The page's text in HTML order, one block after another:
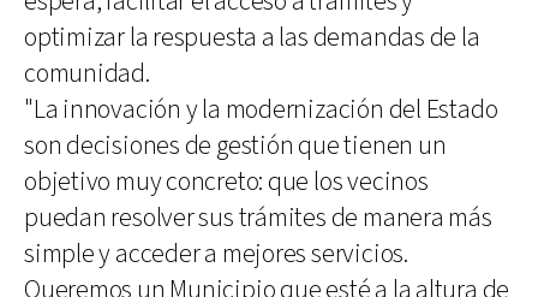
optimizar la respuesta a las demandas de la
comunidad.
"La innovación y la modernización del Estado
son decisiones de gestión que tienen un
objetivo muy concreto: que los vecinos
puedan resolver sus trámites de manera más
simple y acceder a mejores servicios.
Queremos un Municipio que esté a la altura de